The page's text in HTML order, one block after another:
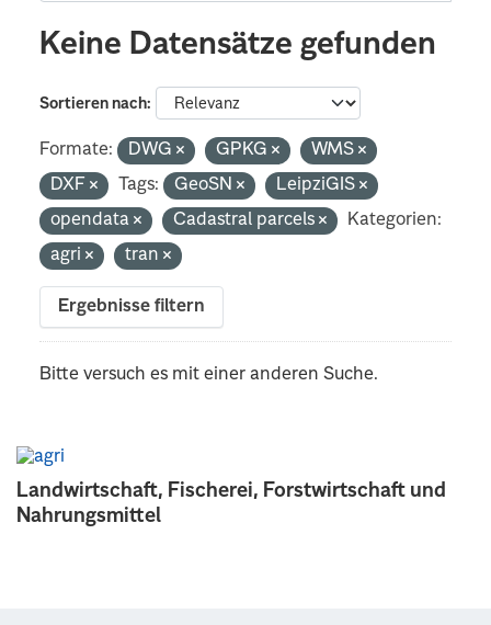
Landwirtschaft, Fischerei, Forstwirtschaft und
Nahrungsmittel
Keine Datensätze gefunden
Sortieren nach
Formate: DWG GPKG
WMS
DXF
Tags: GeoSN
LeipziGIS
opendata
Cadastral parcels
Kategorien:
agri
tran
Ergebnisse filtern
Bitte versuch es mit einer anderen Suche.